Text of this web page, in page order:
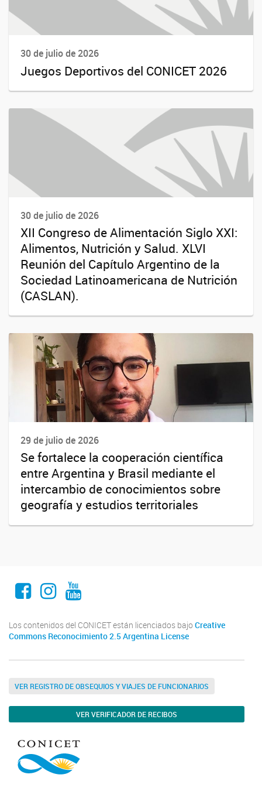
30 de julio de 2026
Juegos Deportivos del CONICET 2026
30 de julio de 2026
XII Congreso de Alimentación Siglo XXI:
Alimentos, Nutrición y Salud. XLVI
Reunión del Capítulo Argentino de la
Sociedad Latinoamericana de Nutrición
(CASLAN).
29 de julio de 2026
Se fortalece la cooperación científica
entre Argentina y Brasil mediante el
intercambio de conocimientos sobre
geografía y estudios territoriales
Facebook
Instagram
Youtube
Los contenidos del CONICET están licenciados bajo Creative
Commons Reconocimiento 2.5 Argentina License
VER REGISTRO DE OBSEQUIOS Y VIAJES DE FUNCIONARIOS
VER VERIFICADOR DE RECIBOS